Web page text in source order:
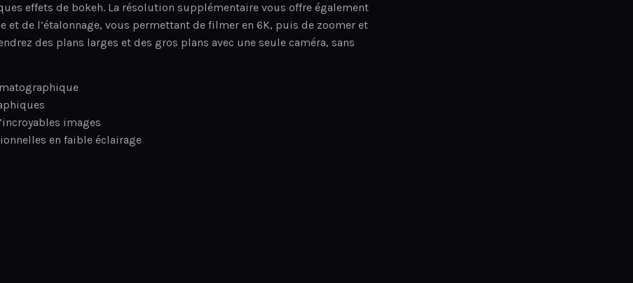
effets de bokeh. La résolution supplémentaire vous offre également
de l’étalonnage, vous permettant de filmer en 6K, puis de zoomer et
des plans larges et des gros plans avec une seule caméra, sans
images
en faible éclairage